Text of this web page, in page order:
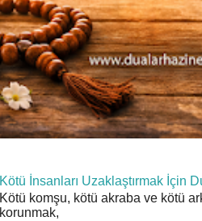
Kötü İnsanları Uzaklaştırmak İçin
Kötü komşu, kötü akraba ve kötü
korunmak,